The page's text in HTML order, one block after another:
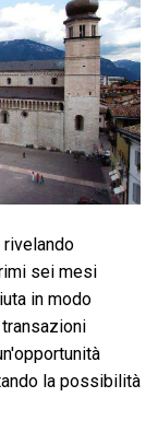
sei mesi
in modo
la possibilità